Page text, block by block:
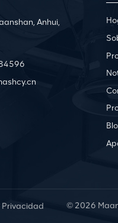
Anhui,
Privacidad
© 2026